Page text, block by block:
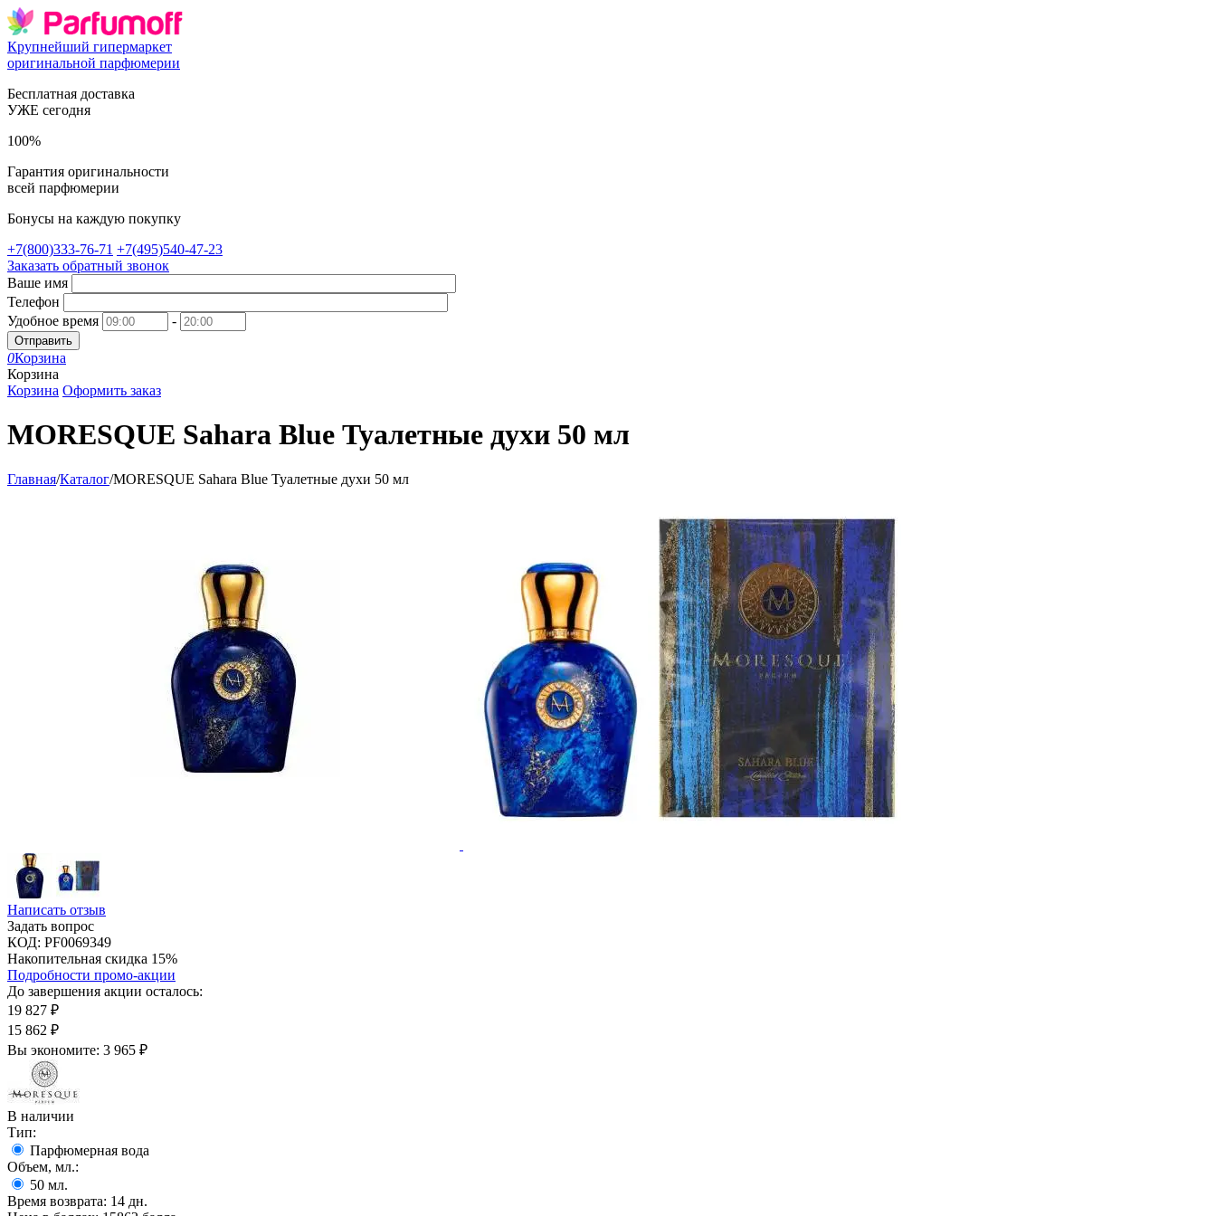
Крупнейший гипермаркет
оригинальной парфюмерии
Бесплатная доставка
УЖЕ сегодня
100%
Гарантия оригинальности
всей парфюмерии
Бонусы на каждую покупку
+7(800)333-76-71 +7(495)540-47-23
Заказать обратный звонок
Ваше имя
Телефон
Удобное время
-
Отправить
0Корзина
Корзина
Корзина Оформить заказ
MORESQUE Sahara Blue Туалетные духи 50 мл
Главная/Каталог/MORESQUE Sahara Blue Туалетные духи 50 мл
Написать отзыв
Задать вопрос
КОД: PF0069349
Накопительная скидка 15%
Подробности промо-акции
До завершения акции осталось:
19 827 ₽
15 862 ₽
Вы экономите: 3 965 ₽
В наличии
Тип:
Парфюмерная вода
Объем, мл.:
50 мл.
Время возврата: 14 дн.